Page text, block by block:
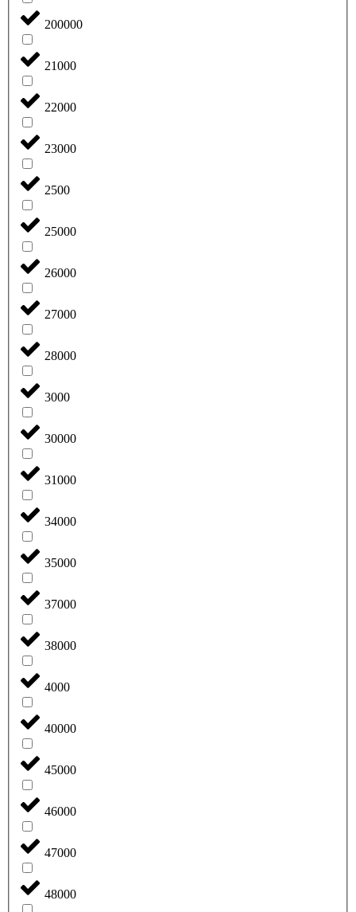
200000
21000
22000
23000
2500
25000
26000
27000
28000
3000
30000
31000
34000
35000
37000
38000
4000
40000
45000
46000
47000
48000